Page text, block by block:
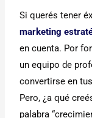
Si querés tener
marketing
en cuenta. Por
un equipo de
convertirse en
Pero, ¿a qué
palabra